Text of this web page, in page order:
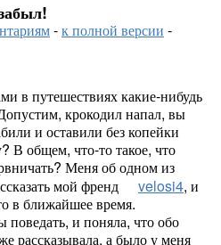
-к полной версии -
в путешествиях какие-нибудь
крокодил напал, вы
и оставили без копейки
В общем, что-то такое, что
Меня об одном из
мой френд
velosi4, и
в ближайшее время.
и поняла, что обо
рассказывала, а было у меня